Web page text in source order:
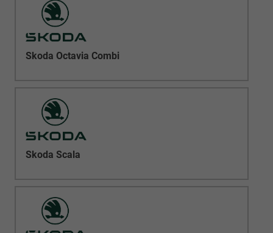
Skoda Octavia Combi
Skoda Scala